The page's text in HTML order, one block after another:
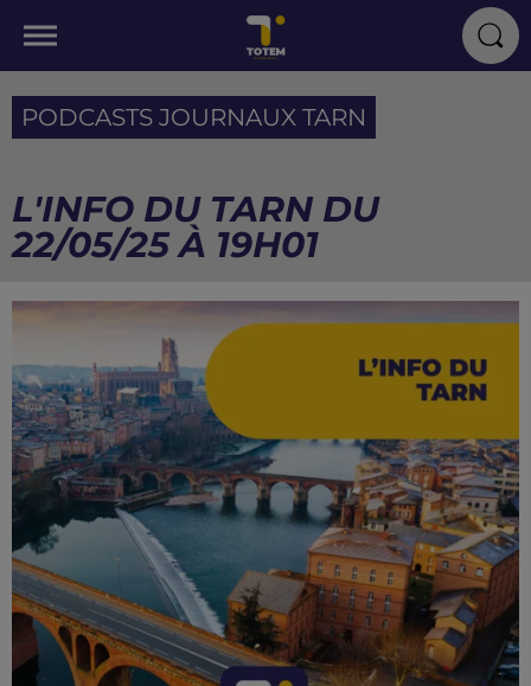
PODCASTS JOURNAUX TARN
L'INFO DU TARN DU
22/05/25 À 19H01